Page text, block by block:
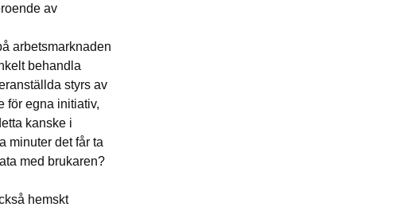
av
arbetsmarknaden
behandla
styrs av
för egna initiativ,
kanske i
minuter det får ta
med brukaren?
hemskt